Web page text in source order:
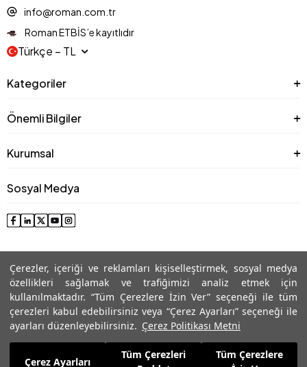
Çerezler, içeriği ve reklamları kişiselleştirmek, sosyal medya
özellikleri sağlamak ve trafiğimizi analiz etmek için
kullanılmaktadır. “Tüm Çerezlere İzin Ver” seçeneği ile tüm
çerezleri kabul edebilirsiniz veya “Çerez Ayarları” seçeneği ile
ayarları düzenleyebilirsiniz. Çerez Politikası Metni
Çerez Ayarları
Tüm Çerezleri
Tüm Çerezlere
6.199,99TL
info@roman.com.tr
Roman ETBİS’e kayıtlıdır
Türkçe − TL
Kategoriler
Önemli Bilgiler
Kurumsal
Sosyal Medya
© 2025 Roman® Tüm Hakları Saklıdır, İzinsiz kullanılamaz